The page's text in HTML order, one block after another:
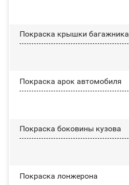
Покраска крышки багажника
Покраска арок автомобиля
Покраска боковины кузова
Покраска лонжерона